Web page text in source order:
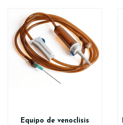
Equipo de venoclisis